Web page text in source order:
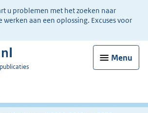
u problemen met het zoeken naar
werken aan een oplossing. Excuses voor
Menu